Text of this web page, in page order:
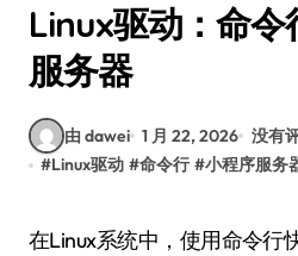
Linux驱动：命
服务器
由 dawei 1 月 22, 2026 没有
#Linux驱动 #命令行 #小程序服务
在Linux系统中，使用命令行快速搭建一个小程序服